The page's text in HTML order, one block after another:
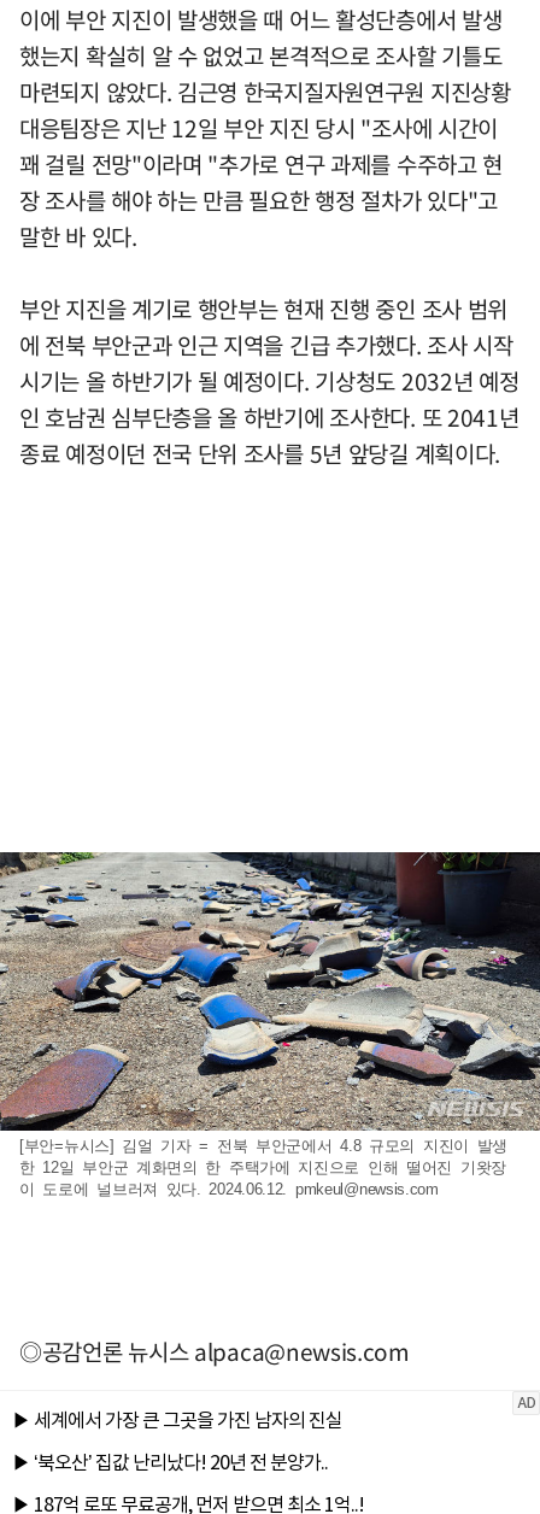
이에 부안 지진이 발생했을 때 어느 활성단층에서 발생
했는지 확실히 알 수 없었고 본격적으로 조사할 기틀도
마련되지 않았다. 김근영 한국지질자원연구원 지진상황
대응팀장은 지난 12일 부안 지진 당시 "조사에 시간이
꽤 걸릴 전망"이라며 "추가로 연구 과제를 수주하고 현
장 조사를 해야 하는 만큼 필요한 행정 절차가 있다"고
말한 바 있다.
부안 지진을 계기로 행안부는 현재 진행 중인 조사 범위
에 전북 부안군과 인근 지역을 긴급 추가했다. 조사 시작
시기는 올 하반기가 될 예정이다. 기상청도 2032년 예정
인 호남권 심부단층을 올 하반기에 조사한다. 또 2041년
종료 예정이던 전국 단위 조사를 5년 앞당길 계획이다.
[부안=뉴시스] 김얼 기자 = 전북 부안군에서 4.8 규모의 지진이 발생
한 12일 부안군 계화면의 한 주택가에 지진으로 인해 떨어진 기왓장
이 도로에 널브러져 있다. 2024.06.12. pmkeul@newsis.com
◎공감언론 뉴시스alpaca@newsis.com